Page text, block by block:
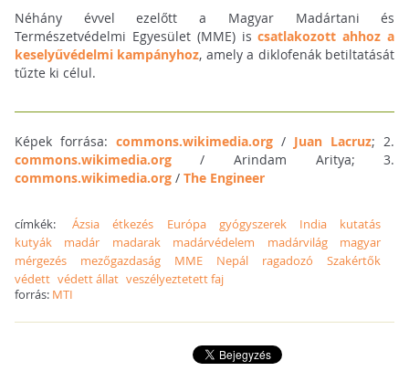
Néhány évvel ezelőtt a Magyar Madártani és
Természetvédelmi Egyesület (MME) iscsatlakozott ahhoz a
keselyűvédelmi kampányhoz, amely a diklofenák betiltatását
tűzte ki célul.
Képek forrása: commons.wikimedia.org/ Juan Lacruz; 2.
commons.wikimedia.org/ Arindam Aritya; 3.
commons.wikimedia.org/ The Engineer
címkék:Ázsia étkezés Európa gyógyszerek India
kutatás
kutyák
madár madarak madárvédelem madárvilág
magyar
mérgezés
mezőgazdaság MME Nepál ragadozó
Szakértők
védett védett állat veszélyeztetett faj
forrás: MTI